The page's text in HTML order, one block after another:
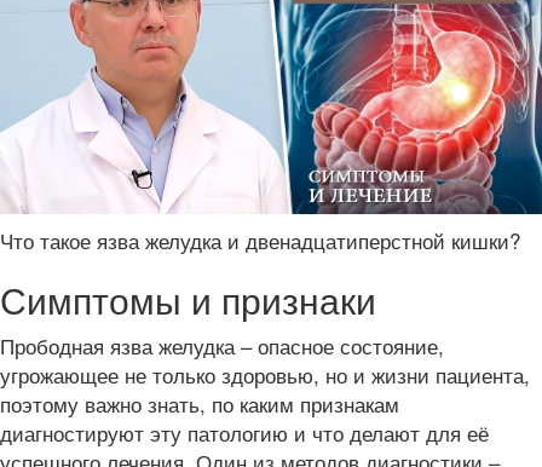
Что такое язва желудка и двенадцатиперстной кишки?
Симптомы и признаки
Прободная язва желудка – опасное состояние,
угрожающее не только здоровью, но и жизни пациента,
поэтому важно знать, по каким признакам
диагностируют эту патологию и что делают для её